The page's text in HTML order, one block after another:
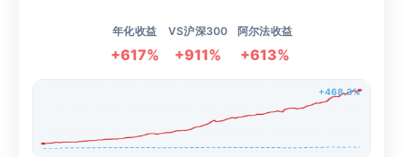
年化收益
+617%
VS沪深300
+911%
阿尔法收益
+613%
+468.3%